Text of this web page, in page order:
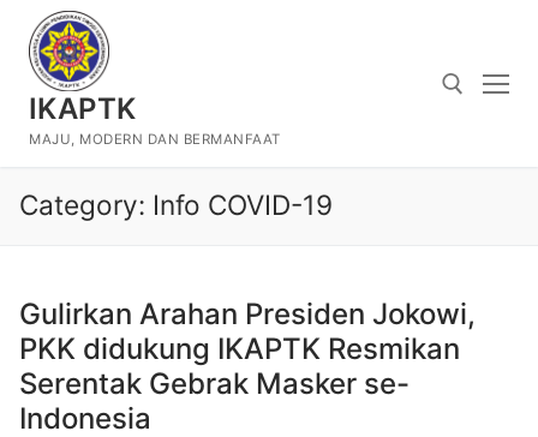
content
IKAPTK
MAJU, MODERN DAN BERMANFAAT
Category: Info COVID-19
Gulirkan Arahan Presiden Jokowi,
PKK didukung IKAPTK Resmikan
Serentak Gebrak Masker se-
Indonesia